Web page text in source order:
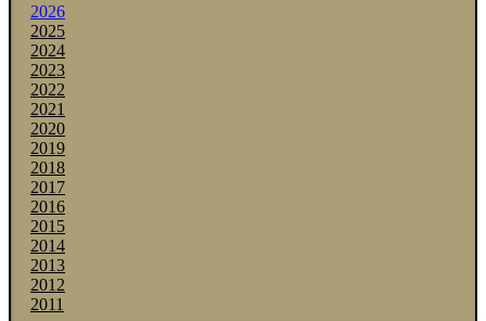
2026
2025
2024
2023
2022
2021
2020
2019
2018
2017
2016
2015
2014
2013
2012
2011